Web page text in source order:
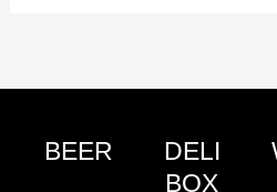
BEER
DELI
BOX